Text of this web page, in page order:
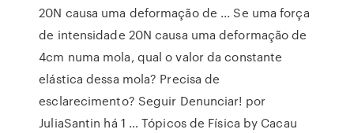
20N causa uma deformação de ... Se uma força
de intensidade 20N causa uma deformação de
4cm numa mola, qual o valor da constante
elástica dessa mola? Precisa de
esclarecimento? Seguir Denunciar! por
JuliaSantin há 1 … Tópicos de Física by Cacau